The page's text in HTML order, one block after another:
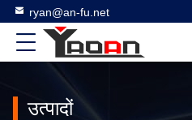
ryan@an-fu.net
उत्पादों